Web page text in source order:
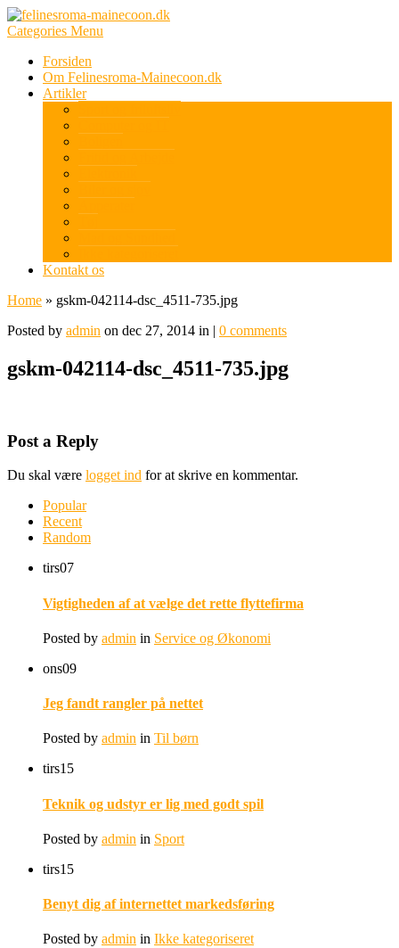
Categories Menu
Forsiden
Om Felinesroma-Mainecoon.dk
Artikler
Kontakt os
Home » gskm-042114-dsc_4511-735.jpg
Posted by admin on dec 27, 2014 in | 0 comments
gskm-042114-dsc_4511-735.jpg
Post a Reply
Du skal være logget ind for at skrive en kommentar.
Popular
Recent
Random
tirs07
Vigtigheden af at vælge det rette flyttefirma
Posted by admin in Service og Økonomi
ons09
Jeg fandt rangler på nettet
Posted by admin in Til børn
tirs15
Teknik og udstyr er lig med godt spil
Posted by admin in Sport
tirs15
Benyt dig af internettet markedsføring
Posted by admin in Ikke kategoriseret